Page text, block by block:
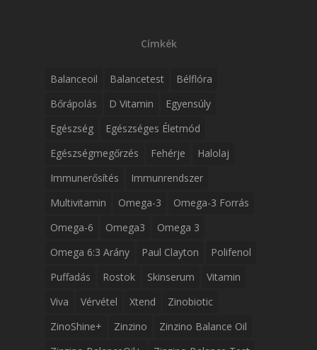
Címkék
Balanceoil Balancetest
Bélflóra
Bőrápolás
D Vitamin
Egyensúly
Egészség
Egészséges Életmód
Egészségmegőrzés
Fehérje
Halolaj
Immunerősítés
Immunrendszer
Multivitamin
Omega-3
Omega-3 Forrás
Omega-6
Omega3
Omega 3
Omega 6:3 Arány
Paul Clayton
Polifenol
Puffadás
Rostok Skinserum
Vitamin
Viva
Vérvétel Xtend
Zinobiotic
ZinoShine+
Zinzino
Zinzino Balance Oil